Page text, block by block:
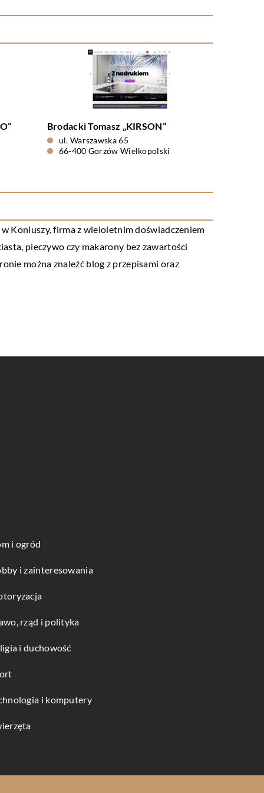
Brodacki Tomasz „KIRSON”
ul. Warszawska 65
66-400 Gorzów Wielkopolski
Koniuszy, firma z wieloletnim doświadczeniem
pieczywo czy makarony bez zawartości
można znaleźć blog z przepisami oraz
i ogród
i zainteresowania
rząd i polityka
i duchowość
i komputery